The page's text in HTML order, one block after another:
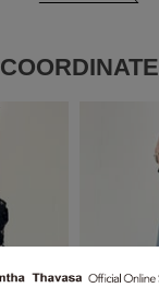
COORDINATE